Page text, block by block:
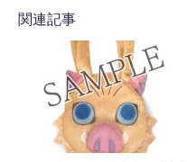
関連記事